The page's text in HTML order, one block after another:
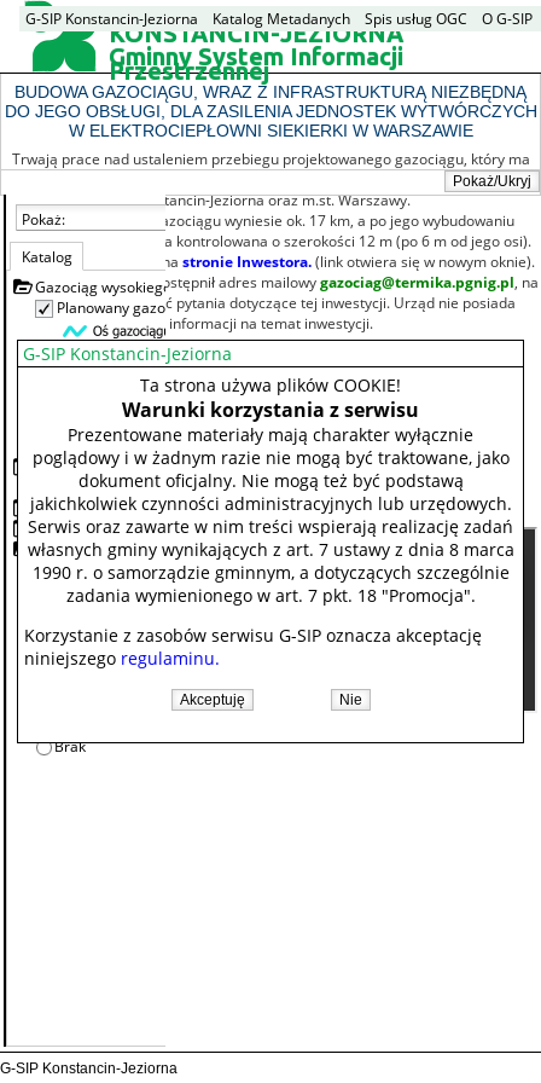
G-SIP Konstancin-Jeziorna
Ta strona używa plików COOKIE!
Warunki korzystania z serwisu
Prezentowane materiały mają charakter wyłącznie
poglądowy i w żadnym razie nie mogą być traktowane, jako
dokument oficjalny. Nie mogą też być podstawą
jakichkolwiek czynności administracyjnych lub urzędowych.
Serwis oraz zawarte w nim treści wspierają realizację zadań
własnych gminy wynikających z art. 7 ustawy z dnia 8 marca
1990 r. o samorządzie gminnym, a dotyczących szczególnie
zadania wymienionego w art. 7 pkt. 18 "Promocja".
Korzystanie z zasobów serwisu G-SIP oznacza akceptację
niniejszego regulaminu.
KONSTANCIN-JEZIORNA
Gminny System Informacji
Przestrzennej
G-SIP Konstancin-Jeziorna Katalog Metadanych Spis usług OGC O G-SIP
BUDOWA GAZOCIĄGU, WRAZ Z INFRASTRUKTURĄ NIEZBĘDNĄ
DO JEGO OBSŁUGI, DLA ZASILENIA JEDNOSTEK WYTWÓRCZYCH
W ELEKTROCIEPŁOWNI SIEKIERKI W WARSZAWIE
Trwają prace nad ustaleniem przebiegu projektowanego gazociągu, który ma
przebiegać od miejscowości Gassy do EC Siekierki przez teren gminy
Konstancin-Jeziorna oraz m.st. Warszawy.
Długość całkowita gazociągu wyniesie ok. 17 km, a po jego wybudowaniu
zostanie ustalona strefa kontrolowana o szerokości 12 m (po 6 m od jego osi).
Szczegóły dostępne są na stronie Inwestora.(link otwiera się w nowym oknie).
Dodatkowo Inwestor udostępnił adres mailowygazociag@termika.pgnig.pl, na
który można kierować pytania dotyczące tej inwestycji. Urząd nie posiada
informacji na temat inwestycji.
Pokaż/Ukryj
G-SIP Konstancin-Jeziorna